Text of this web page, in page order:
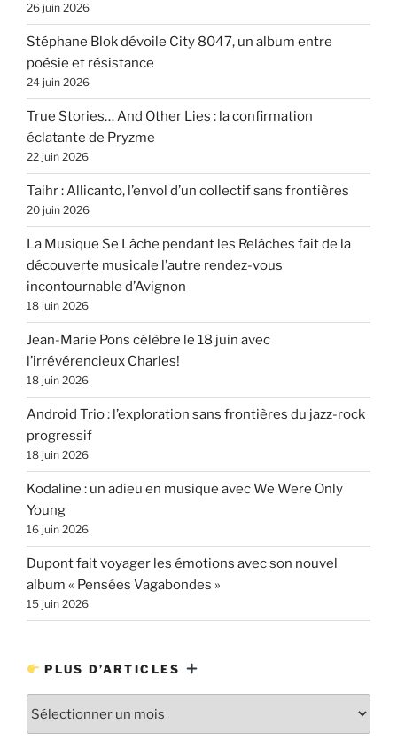
26 juin 2026
Stéphane Blok dévoile City 8047, un album entre
poésie et résistance
24 juin 2026
True Stories… And Other Lies : la confirmation
éclatante de Pryzme
22 juin 2026
Taihr : Allicanto, l’envol d’un collectif sans frontières
20 juin 2026
La Musique Se Lâche pendant les Relâches fait de la
découverte musicale l’autre rendez-vous
incontournable d’Avignon
18 juin 2026
Jean-Marie Pons célèbre le 18 juin avec
l’irrévérencieux Charles!
18 juin 2026
Android Trio : l’exploration sans frontières du jazz-rock
progressif
18 juin 2026
Kodaline : un adieu en musique avec We Were Only
Young
16 juin 2026
Dupont fait voyager les émotions avec son nouvel
album « Pensées Vagabondes »
15 juin 2026
PLUS D’ARTICLES